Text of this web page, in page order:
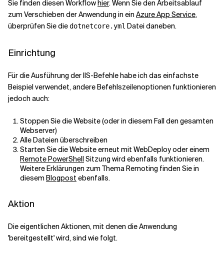
Sie finden diesen Workflowhier. Wenn Sie den Arbeitsablauf
zum Verschieben der Anwendung in ein Azure App Service,
überprüfen Sie diedotnetcore.yml Datei daneben.
Einrichtung
Für die Ausführung der IIS-Befehle habe ich das einfachste
Beispiel verwendet, andere Befehlszeilenoptionen funktionieren
jedoch auch:
Stoppen Sie die Website (oder in diesem Fall den gesamten
Webserver)
Alle Dateien überschreiben
Starten Sie die Website erneut mit WebDeploy oder einem
Remote PowerShellSitzung wird ebenfalls funktionieren.
Weitere Erklärungen zum Thema Remoting finden Sie in
diesem Blogpost ebenfalls.
Aktion
Die eigentlichen Aktionen, mit denen die Anwendung
'bereitgestellt' wird, sind wie folgt.